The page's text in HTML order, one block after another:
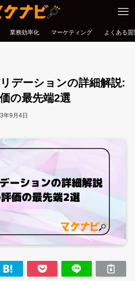
業務効率化 マーケティング よくある質
デーションの詳細解説:
の最先端2選
年9月4日